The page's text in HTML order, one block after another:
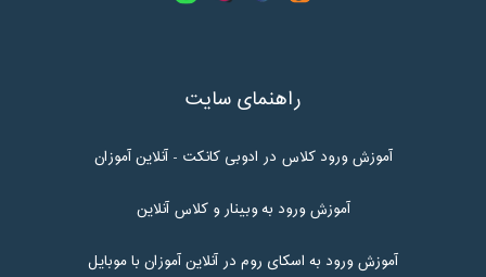
راهنمای سایت
آموزش ورود کلاس در ادوبی کانکت - آنلاین آموزان
آموزش ورود به وبینار و کلاس آنلاین
آموزش ورود به اسکای روم در آنلاین آموزان با موبایل